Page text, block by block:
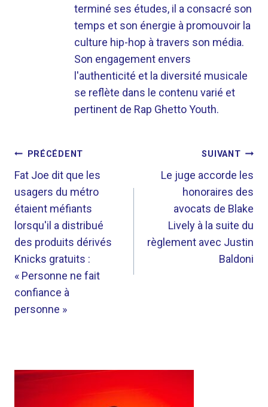
terminé ses études, il a consacré son
temps et son énergie à promouvoir la
culture hip-hop à travers son média.
Son engagement envers
l'authenticité et la diversité musicale
se reflète dans le contenu varié et
pertinent de Rap Ghetto Youth.
NAVIGATION
DE
L’ARTICLE
PRÉCÉDENT
Fat Joe dit que les
usagers du métro
étaient méfiants
lorsqu'il a distribué
des produits dérivés
Knicks gratuits :
« Personne ne fait
confiance à
personne »
SUIVANT
Le juge accorde les
honoraires des
avocats de Blake
Lively à la suite du
règlement avec Justin
Baldoni